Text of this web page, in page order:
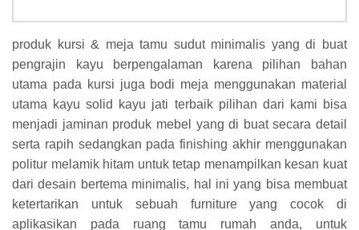
produk kursi & meja tamu sudut minimalis yang di buat
pengrajin kayu berpengalaman karena pilihan bahan
utama pada kursi juga bodi meja menggunakan material
utama kayu solid kayu jati terbaik pilihan dari kami bisa
menjadi jaminan produk mebel yang di buat secara detail
serta rapih sedangkan pada finishing akhir menggunakan
politur melamik hitam untuk tetap menampilkan kesan kuat
dari desain bertema minimalis, hal ini yang bisa membuat
ketertarikan untuk sebuah furniture yang cocok di
aplikasikan pada ruang tamu rumah anda, untuk